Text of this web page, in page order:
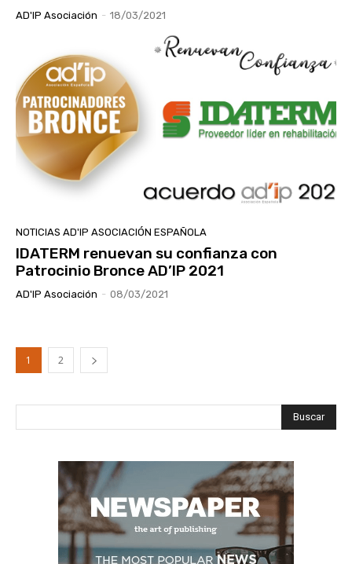
AD'IP Asociación - 18/03/2021
NOTICIAS AD'IP ASOCIACIÓN ESPAÑOLA
IDATERM renuevan su confianza con
Patrocinio Bronce AD’IP 2021
AD'IP Asociación - 08/03/2021
1 2
Buscar